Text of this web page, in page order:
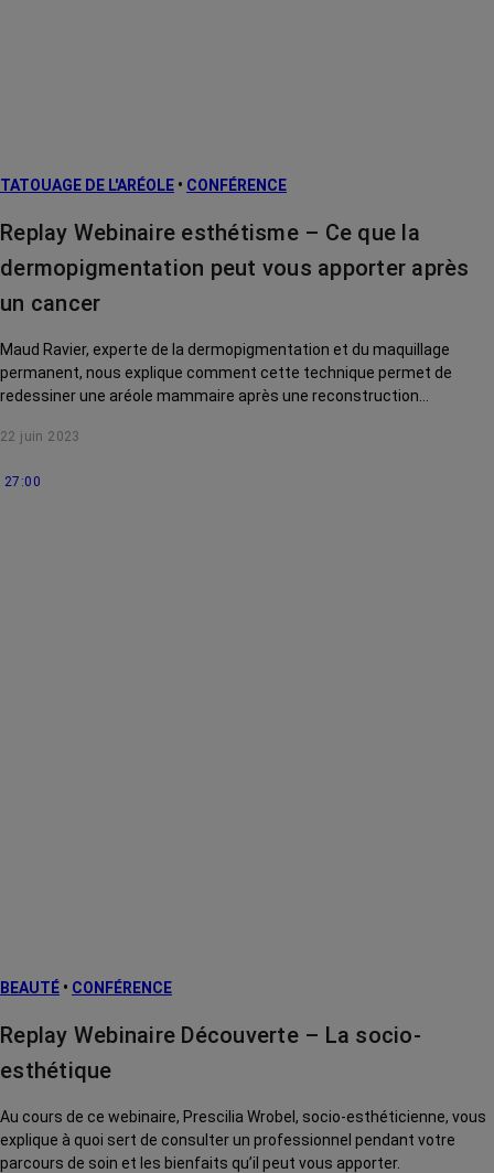
TATOUAGE DE L'ARÉOLE • CONFÉRENCE
Replay Webinaire esthétisme – Ce que la
dermopigmentation peut vous apporter après
un cancer
Maud Ravier, experte de la dermopigmentation et du maquillage
permanent, nous explique comment cette technique permet de
redessiner une aréole mammaire après une reconstruction
chimiothérapie, atténuer une cicatrice de chirurgie...
22 juin 2023
27:00
BEAUTÉ • CONFÉRENCE
Replay Webinaire Découverte – La socio-
esthétique
Au cours de ce webinaire, Prescilia Wrobel, socio-esthéticienne, vous
explique à quoi sert de consulter un professionnel pendant votre
parcours de soin et les bienfaits qu’il peut vous apporter.